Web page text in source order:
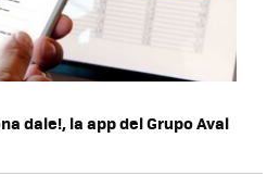
dale!, la app del Grupo Aval